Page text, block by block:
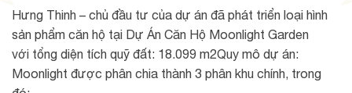
Hưng Thinh – chủ đầu tư của dự án đã phát triển loại hình
sản phẩm căn hộ tại Dự Án Căn Hộ Moonlight Garden
với tổng diện tích quỹ đất: 18.099 m2Quy mô dự án:
Moonlight được phân chia thành 3 phân khu chính, trong